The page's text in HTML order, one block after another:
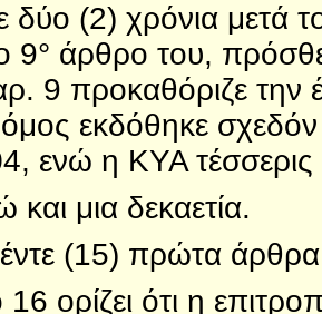
δύο (2) χρόνια
9° άρθρο του,
9 προκαθόριζε
εκδόθηκε
ενώ η ΚΥΑ
και μια δεκαετία.
(15) πρώτα
ορίζει ότι η